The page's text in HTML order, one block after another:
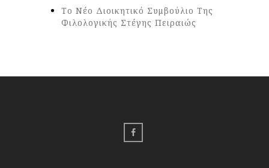
Το Νέο Διοικητικό Συμβούλιο Της
Φιλολογικής Στέγης Πειραιώς